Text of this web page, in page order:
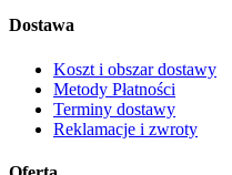
Dostawa
Koszt i obszar dostawy
Metody Płatności
Terminy dostawy
Reklamacje i zwroty